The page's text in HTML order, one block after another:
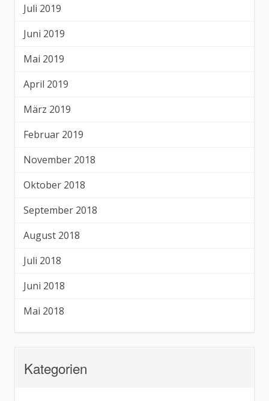
Juli 2019
Juni 2019
Mai 2019
April 2019
März 2019
Februar 2019
November 2018
Oktober 2018
September 2018
August 2018
Juli 2018
Juni 2018
Mai 2018
Kategorien